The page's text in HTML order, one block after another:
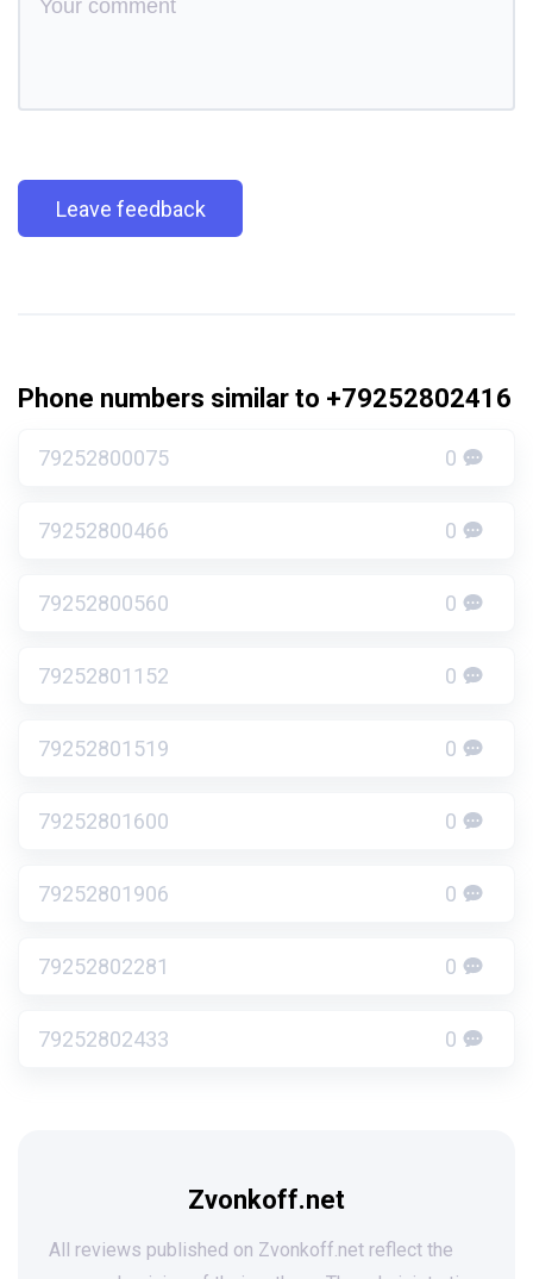
Leave feedback
Phone numbers similar to +79252802416
79252800075 0
79252800466 0
79252800560 0
79252801152 0
79252801519 0
79252801600 0
79252801906 0
79252802281 0
79252802433 0
Zvonkoff.net
All reviews published on Zvonkoff.net reflect the